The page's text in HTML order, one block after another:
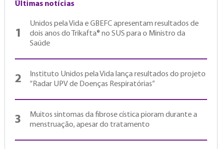
Últimas notícias
1
Unidos pela Vida e GBEFC apresentam resultados de
dois anos do Trikafta® no SUS para o Ministro da
Saúde
2
Instituto Unidos pela Vida lança resultados do projeto
“Radar UPV de Doenças Respiratórias”
3
Muitos sintomas da fibrose cística pioram durante a
menstruação, apesar do tratamento